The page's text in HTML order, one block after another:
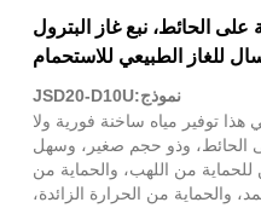
على الحائط، نبع غاز البترول
للغاز الطبيعي للاستحمام
نموذج:JSD20-D10U
هذا توفير مياه ساخنة فورية ولا
الحائط، وذو حجم صغير، وسهل
من اللهب، والحماية من
والحماية من الحرارة الزائدة،